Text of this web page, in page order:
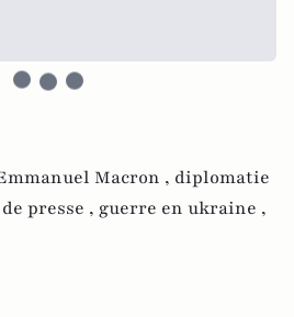
Macron , diplomatie
presse , guerre en ukraine ,